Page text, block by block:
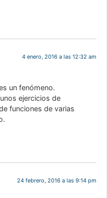
4 enero, 2016 a las 12:32 am
un fenómeno.
ejercicios de
funciones de varias
24 febrero, 2016 a las 9:14 pm